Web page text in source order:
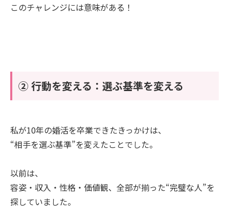
このチャレンジには意味がある！
② 行動を変える：選ぶ基準を変える
私が10年の婚活を卒業できたきっかけは、
“相手を選ぶ基準”を変えたことでした。
以前は、
容姿・収入・性格・価値観、全部が揃った“完璧な人”を
探していました。